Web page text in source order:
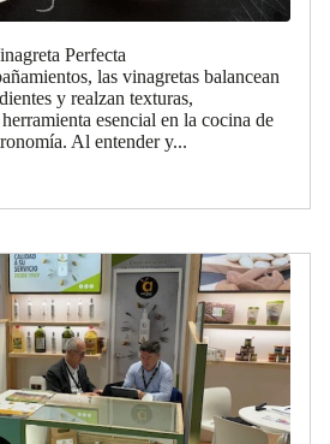
Perfecta
las vinagretas balancean
y realzan texturas,
esencial en la cocina de
Al entender y...